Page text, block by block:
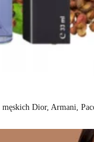
Dior, Armani,